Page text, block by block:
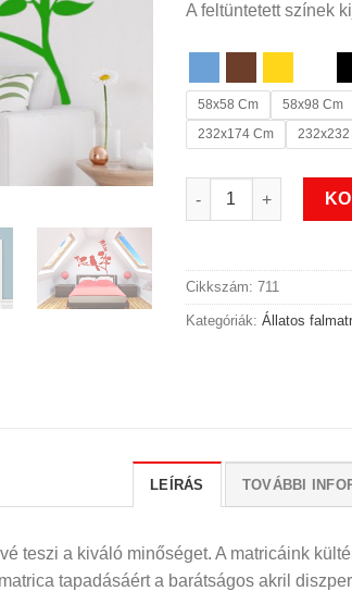
A feltüntetett színek
58x58 Cm 58x98 Cm
232x174 Cm
232x232
Virágos madaras fa
Cikkszám: 711
Kategóriák: Állatos
LEÍRÁS TOVÁBBI
teszi a kiváló minőséget. A matricáink
tapadásáért a barátságos akril